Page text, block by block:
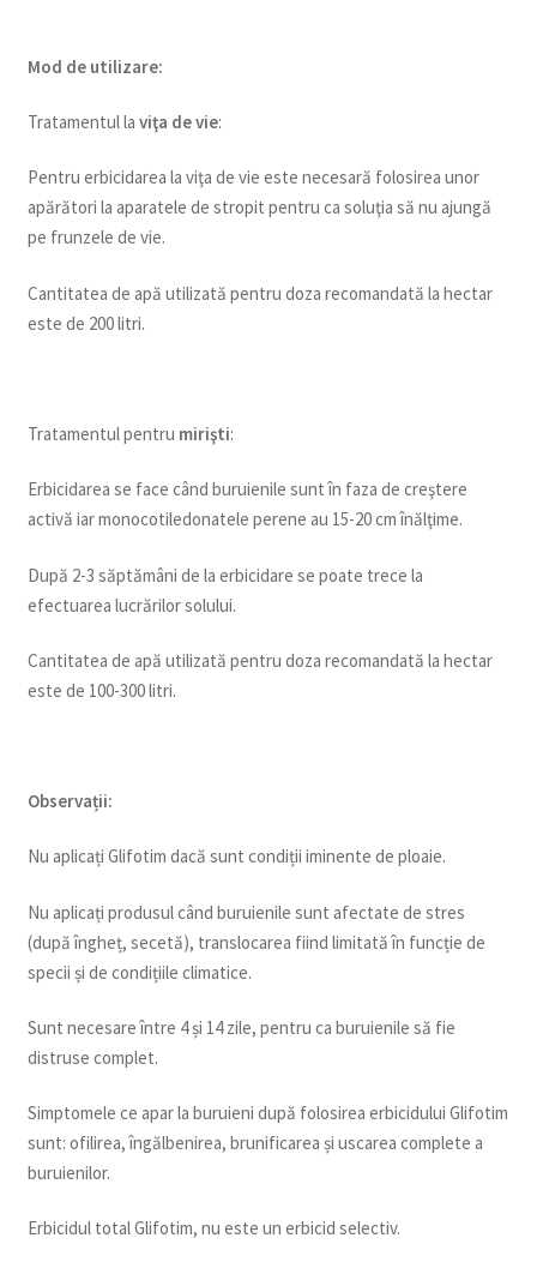
Mod de utilizare:
Tratamentul la viţa de vie:
Pentru erbicidarea la viţa de vie este necesară folosirea unor
apărători la aparatele de stropit pentru ca soluţia să nu ajungă
pe frunzele de vie.
Cantitatea de apă utilizată pentru doza recomandată la hectar
este de 200 litri.
Tratamentul pentru mirişti:
Erbicidarea se face când buruienile sunt în faza de creştere
activă iar monocotiledonatele perene au 15-20 cm înălţime.
După 2-3 săptămâni de la erbicidare se poate trece la
efectuarea lucrărilor solului.
Cantitatea de apă utilizată pentru doza recomandată la hectar
este de 100-300 litri.
Observații:
Nu aplicați Glifotim dacă sunt condiții iminente de ploaie.
Nu aplicați produsul când buruienile sunt afectate de stres
(după îngheț, secetă), translocarea fiind limitată în funcție de
specii și de condițiile climatice.
Sunt necesare între 4 și 14 zile, pentru ca buruienile să fie
distruse complet.
Simptomele ce apar la buruieni după folosirea erbicidului Glifotim
sunt: ofilirea, îngălbenirea, brunificarea și uscarea complete a
buruienilor.
Erbicidul total Glifotim, nu este un erbicid selectiv.